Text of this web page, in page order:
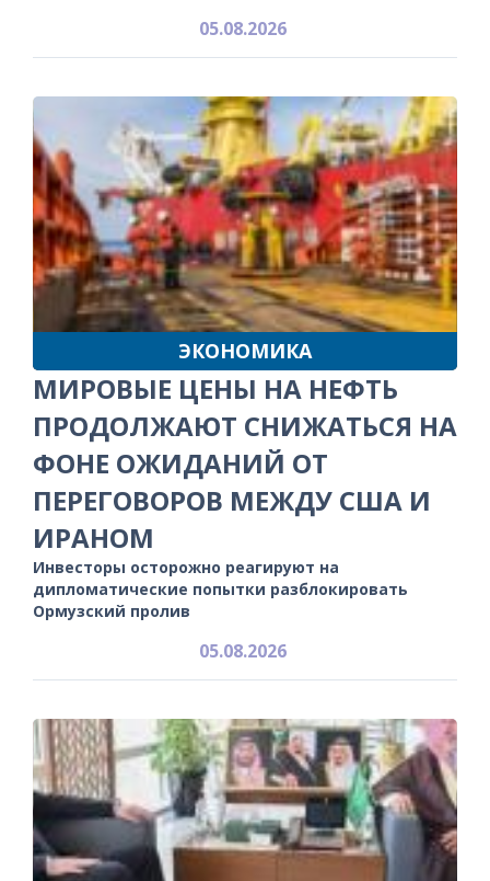
05.08.2026
ЭКОНОМИКА
МИРОВЫЕ ЦЕНЫ НА НЕФТЬ
ПРОДОЛЖАЮТ СНИЖАТЬСЯ НА
ФОНЕ ОЖИДАНИЙ ОТ
ПЕРЕГОВОРОВ МЕЖДУ США И
ИРАНОМ
Инвесторы осторожно реагируют на
дипломатические попытки разблокировать
Ормузский пролив
05.08.2026